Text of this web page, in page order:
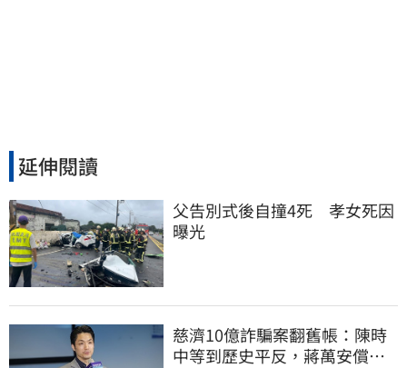
延伸閱讀
父告別式後自撞4死　孝女死因
曝光
慈濟10億詐騙案翻舊帳：陳時
中等到歷史平反，蔣萬安償還